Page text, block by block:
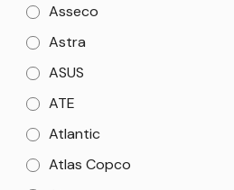
Asseco
Astra
ASUS
ATE
Atlantic
Atlas Copco